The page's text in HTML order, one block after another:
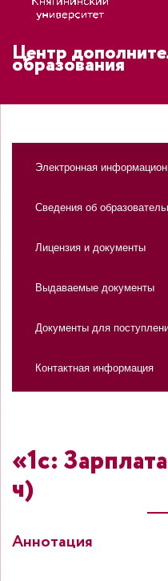
Центр
образования
Электронная
Сведения об
Лицензия и документы
Выдаваемые документы
Документы для
Контактная информация
«1с:
ч)
Аннотация